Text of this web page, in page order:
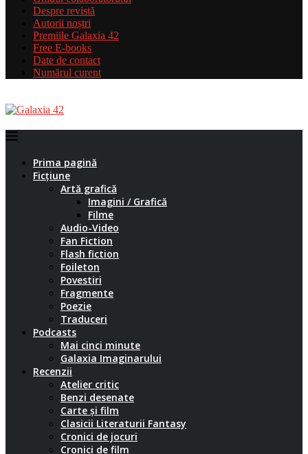
Despre revistă
Autorii noștri
Premiile Galaxia 42
Free E-books
Date de contact
Numărul curent
Prima pagină
Ficțiune
Artă grafică
Imagini / Grafică
Filme
Audio-Video
Fan Fiction
Flash fiction
Foileton
Povestiri
Fragmente
Poezie
Traduceri
Podcasts
Mai cinci minute
Galaxia Imaginarului
Recenzii
Atelier critic
Benzi desenate
Carte și film
Clasicii Literaturii Fantasy
Cronici de jocuri
Cronici de film